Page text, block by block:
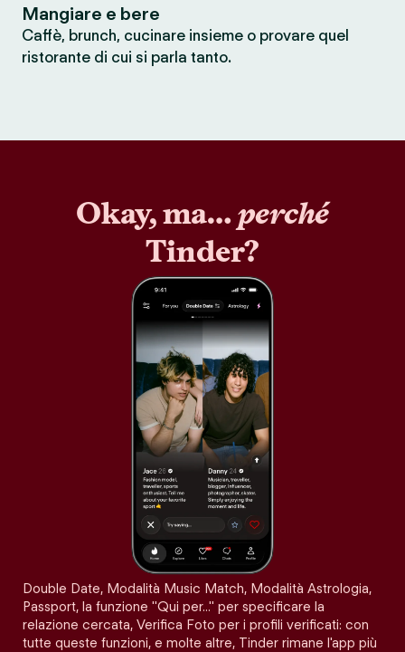
Mangiare e bere
Caffè, brunch, cucinare insieme o provare quel
ristorante di cui si parla tanto.
Okay, ma…perché
Tinder?
Double Date, Modalità Music Match, Modalità Astrologia,
Passport, la funzione "Qui per…" per specificare la
relazione cercata, Verifica Foto per i profili verificati: con
tutte queste funzioni, e molte altre, Tinder rimane l'app più